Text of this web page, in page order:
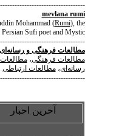
mevlana rumi
Mohammad(Rumi), the
Persian Sufi poet and Mystic
مطالعات فرهنگیورسانه‌ای
مطالعات فرهنگی،مطالعات
رسانه‌ای،مطالعات ارتباطی